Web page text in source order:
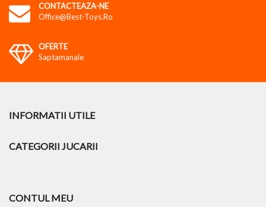
CONTACTEAZA-NE
Office@best-Toys.ro
OFERTE
Saptamanale
INFORMATII UTILE
CATEGORII JUCARII
CONTUL MEU